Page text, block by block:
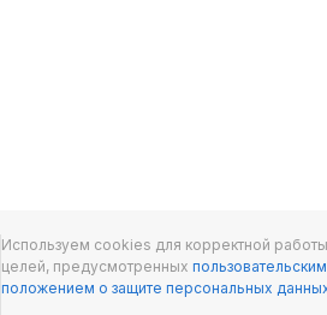
Используем cookies для корректной
целей, предусмотренных
положением о защите персональных